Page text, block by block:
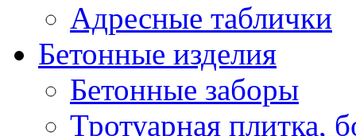
Адресные таблички
Бетонные изделия
Бетонные заборы
Тротуарная плитка,